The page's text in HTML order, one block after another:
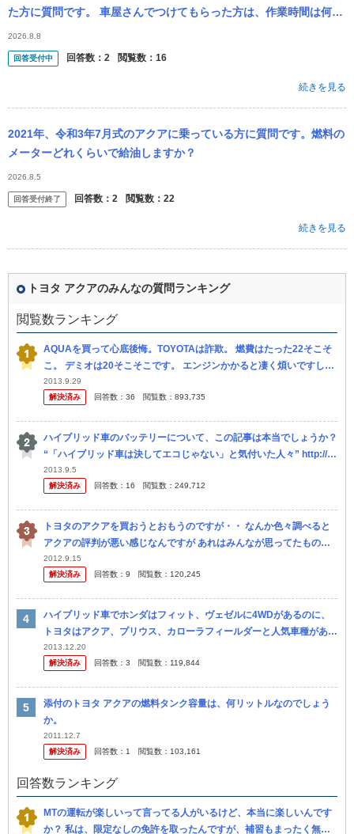
た方に質問です。 車屋さんでつけてもらった方は、作業時間は何時
間くらいでしたか？
2026.8.8
回答受付中 回答数： 2 閲覧数： 16
続きを見る
2021年、令和3年7月式のアクアに乗っている方に質問です。燃料の
メーターどれくらいで給油しますか？
2026.8.5
回答受付終了 回答数： 2 閲覧数： 22
続きを見る
トヨタ アクアのみんなの質問ランキング
閲覧数ランキング
AQUAを買って心底後悔。TOYOTAは詐欺。 燃費はたった22そこそ
こ。 デミオは20そこそこです。 エンジンかかると凄く煩いですし振
動も酷い。 フィットの方が静かで振動もあまりしません。 狭...
2013.9.29
解決済み
回答数： 36 閲覧数： 893,735
ハイブリッド車のバッテリーについて、この記事は本当でしょうか？
“「ハイブリッド車は決してエコじゃない」と気付いた人々” http://h
eadlines.yahoo.co.jp/hl?a=2...
2013.9.5
解決済み
回答数： 16 閲覧数： 249,712
トヨタのアクアを買おうとおもうのですが・・ なんか色々調べると
アクアの評判が悪い感じなんですが あれはみんなが思ってたものよ
りだめで期待外れだから評価が低いのでしょうか？ パソコンで調べ
る...
2012.9.15
解決済み
回答数： 9 閲覧数： 120,245
ハイブリッド車でホンダはフィット、ヴェゼルに4WDがあるのに、
トヨタはアクア、プリウス、カローラフィールダーと人気車種がある
のに4WDがないのは何故でしょう？ カローラフィールダーなんて 仕
事で...
2013.12.20
解決済み
回答数： 3 閲覧数： 119,844
添付のトヨタ アクアの燃料タンク容量は、何リットルなのでしょう
か。
2011.12.7
解決済み
回答数： 1 閲覧数： 103,161
回答数ランキング
MTの運転が楽しいって言ってる人がいるけど、本当に楽しいんです
か？ 私は、限定なしの免許を取ったんですが、補習もまったく無く